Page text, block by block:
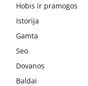
Hobis ir pramogos
Istorija
Gamta
Seo
Dovanos
Baldai